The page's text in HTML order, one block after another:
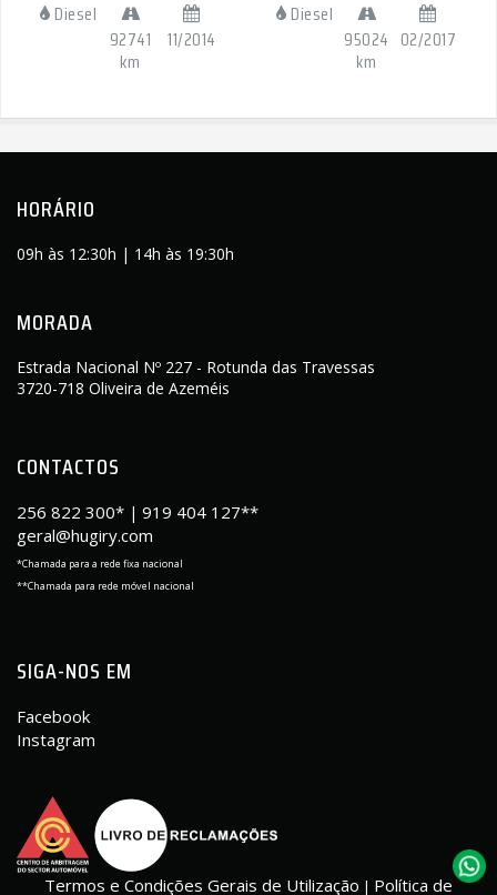
Diesel
92741
km
11/2014
Diesel
95024
km
02/2017
HORÁRIO
09h às 12:30h | 14h às 19:30h
MORADA
Estrada Nacional Nº 227 - Rotunda das Travessas
3720-718 Oliveira de Azeméis
CONTACTOS
256 822 300* | 919 404 127**
geral@hugiry.com
*Chamada para a rede fixa nacional
**Chamada para rede móvel nacional
SIGA-NOS EM
Facebook
Instagram
Termos e Condições Gerais de Utilização | Política de